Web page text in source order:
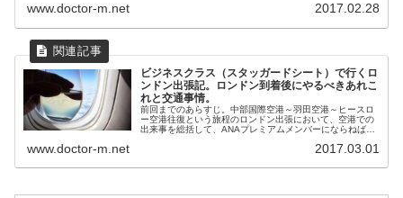
www.doctor-m.net 2017.02.28
ビジネスクラス（スタッガードシート）で行くロ
ンドン出張記。ロンドン到着後にやるべきあれこ
れと交通事情。
前回までのあらすじ。中部国際空港～羽田空港～ヒースロ
ー空港往復という旅程のロンドン出張において、空港での
出来事を総括して、ANAプレミアムメンバーにならねばな
www.doctor-m.net 2017.03.01